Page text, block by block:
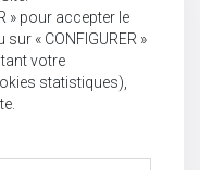
» pour accepter le
« CONFIGURER »
votre
statistiques),